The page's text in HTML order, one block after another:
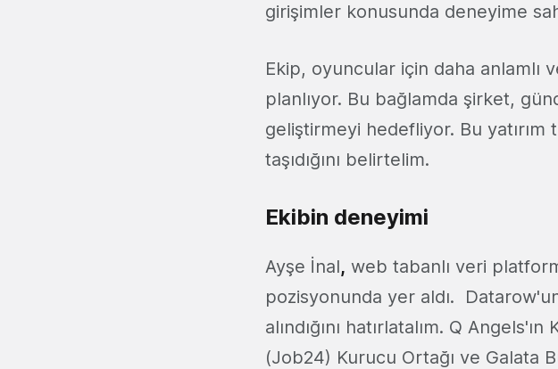
girişimler konusunda deneyime
Ekip, oyuncular için daha anlamlı
planlıyor. Bu bağlamda şirket,
geliştirmeyi hedefliyor. Bu
taşıdığını belirtelim.
Ekibin deneyimi
Ayşe İnal, web tabanlı veri
pozisyonunda yer aldı.
alındığını hatırlatalım. Q
(Job24) Kurucu Ortağı ve Galata